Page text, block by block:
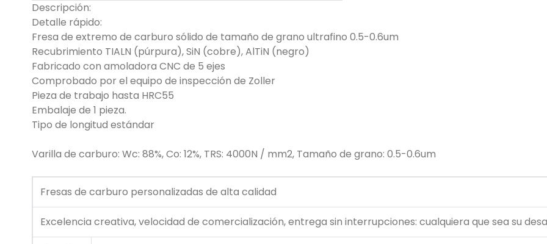
Descripción:
Detalle rápido:
Fresa de extremo de carburo sólido de tamaño de grano ultrafino 0.5-0.6um
Recubrimiento TIALN (púrpura), SiN (cobre), AlTiN (negro)
Fabricado con amoladora CNC de 5 ejes
Comprobado por el equipo de inspección de Zoller
Pieza de trabajo hasta HRC55
Embalaje de 1 pieza.
Tipo de longitud estándar
Varilla de carburo: Wc: 88%, Co: 12%, TRS: 4000N / mm2, Tamaño de grano: 0.5-0.6um
Fresas de carburo personalizadas de alta calidad
Excelencia creativa, velocidad de comercialización, entrega sin interrupciones: cualquiera que sea su